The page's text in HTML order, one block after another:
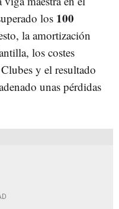
los 100
la amortización
los costes
y el resultado
unas pérdidas